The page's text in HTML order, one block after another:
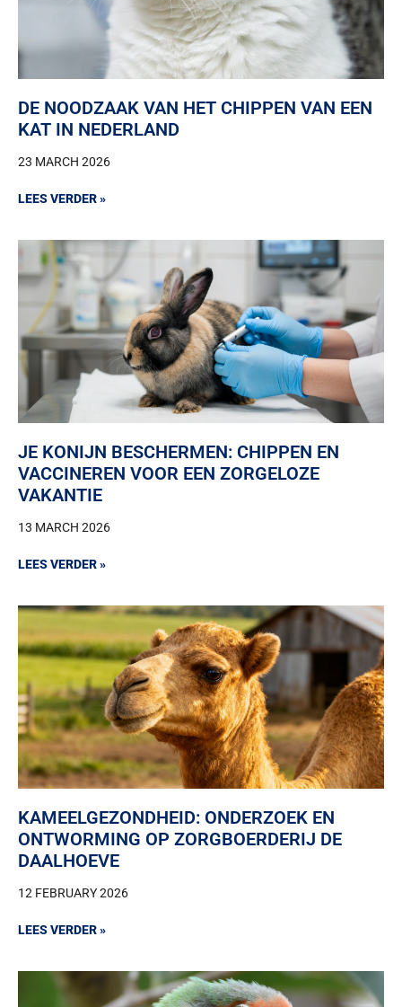
DE NOODZAAK VAN HET CHIPPEN VAN EEN
KAT IN NEDERLAND
23 MARCH 2026
LEES VERDER »
JE KONIJN BESCHERMEN: CHIPPEN EN
VACCINEREN VOOR EEN ZORGELOZE
VAKANTIE
13 MARCH 2026
LEES VERDER »
KAMEELGEZONDHEID: ONDERZOEK EN
ONTWORMING OP ZORGBOERDERIJ DE
DAALHOEVE
12 FEBRUARY 2026
LEES VERDER »